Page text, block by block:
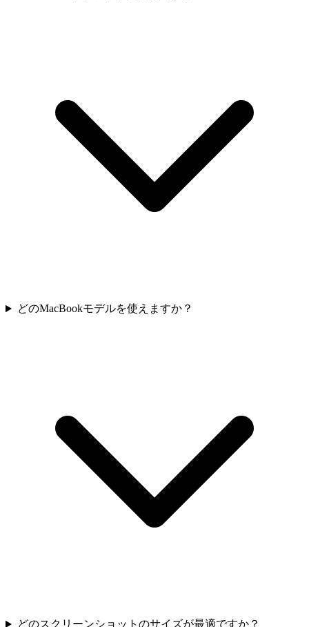
どのMacBookモデルを使えますか？
どのスクリーンショットのサイズが最適ですか？